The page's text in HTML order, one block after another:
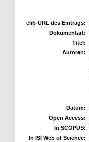
elib-URL des Eintrags:
Dokumentart:
Titel:
Autoren:
Datum:
Open Access:
In SCOPUS:
In ISI Web of Science: